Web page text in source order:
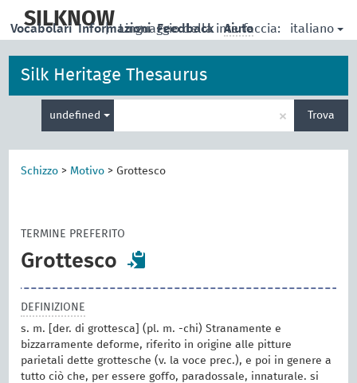
main
SILKNOW
| Linguaggio della interfaccia: italiano
Vocabolari Informazioni Feedback Aiuto
Silk Heritage Thesaurus
undefined
per
la
× Trova
Schizzo > Motivo > Grottesco
TERMINE PREFERITO
Grottesco
DEFINIZIONE
s. m. [der. di grottesca] (pl. m. -chi) Stranamente e
bizzarramente deforme, riferito in origine alle pitture
parietali dette grottesche (v. la voce prec.), e poi in genere a
tutto ciò che, per essere goffo, paradossale, innaturale. si